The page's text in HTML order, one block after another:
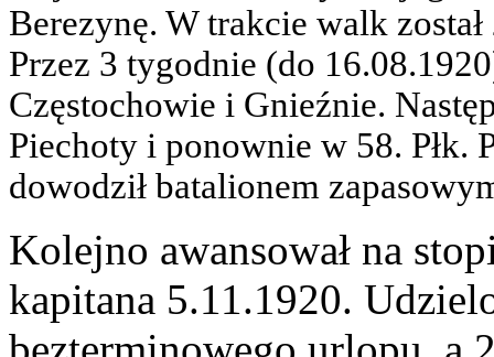
Berezynę. W trakcie walk
Przez 3 tygodnie (do
Częstochowie i Gnieźnie.
Piechoty i ponownie w 58. Płk.
dowodził batalionem
Kolejno awansował na
kapitana 5.11.1920.